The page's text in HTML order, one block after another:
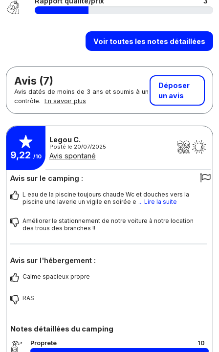
Voir toutes les notes détaillées
Avis (7)
Avis datés de moins de 3 ans et soumis à un
contrôle. En savoir plus
Déposer
un avis
9,22 /10
Legou C.
Posté le 20/07/2025
Avis spontané
Avis sur le camping :
L eau de la piscine toujours chaude Wc et douches vers la
piscine une laverie un vigile en soirée e ... Lire la suite
Améliorer le stationnement de notre voiture à notre location
des trous des branches !!
Avis sur l'hébergement :
Calme spacieux propre
RAS
Notes détaillées du camping
Propreté 10